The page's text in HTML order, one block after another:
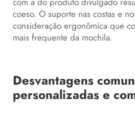
coeso. O suporte nas costas e
consideração ergonômica que
mais frequente da mochila.
Desvantagens
personalizadas e